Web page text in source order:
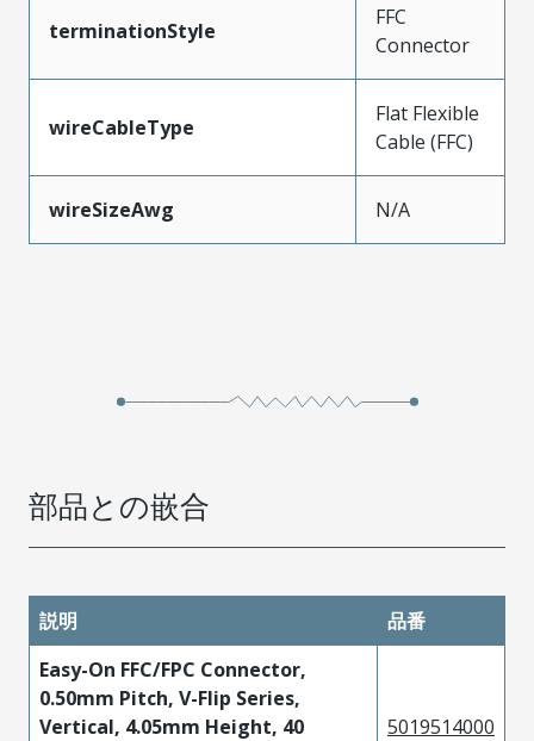
terminationStyle
FFC
Connector
wireCableType
Flat Flexible
Cable (FFC)
wireSizeAwg N/A
部品との嵌合
説明
品番
Easy-On FFC/FPC Connector,
0.50mm Pitch, V-Flip Series,
Vertical, 4.05mm Height, 40
5019514000